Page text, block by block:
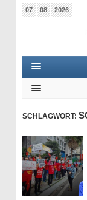
07 08 2026
SCHLAGWORT: